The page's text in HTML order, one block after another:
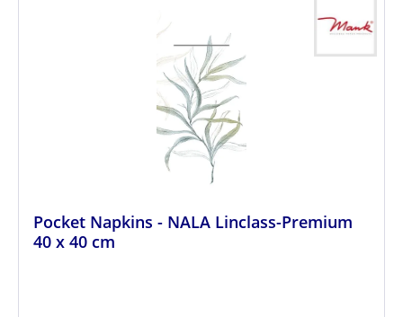
Pocket Napkins - NALA Linclass-Premium
40 x 40 cm